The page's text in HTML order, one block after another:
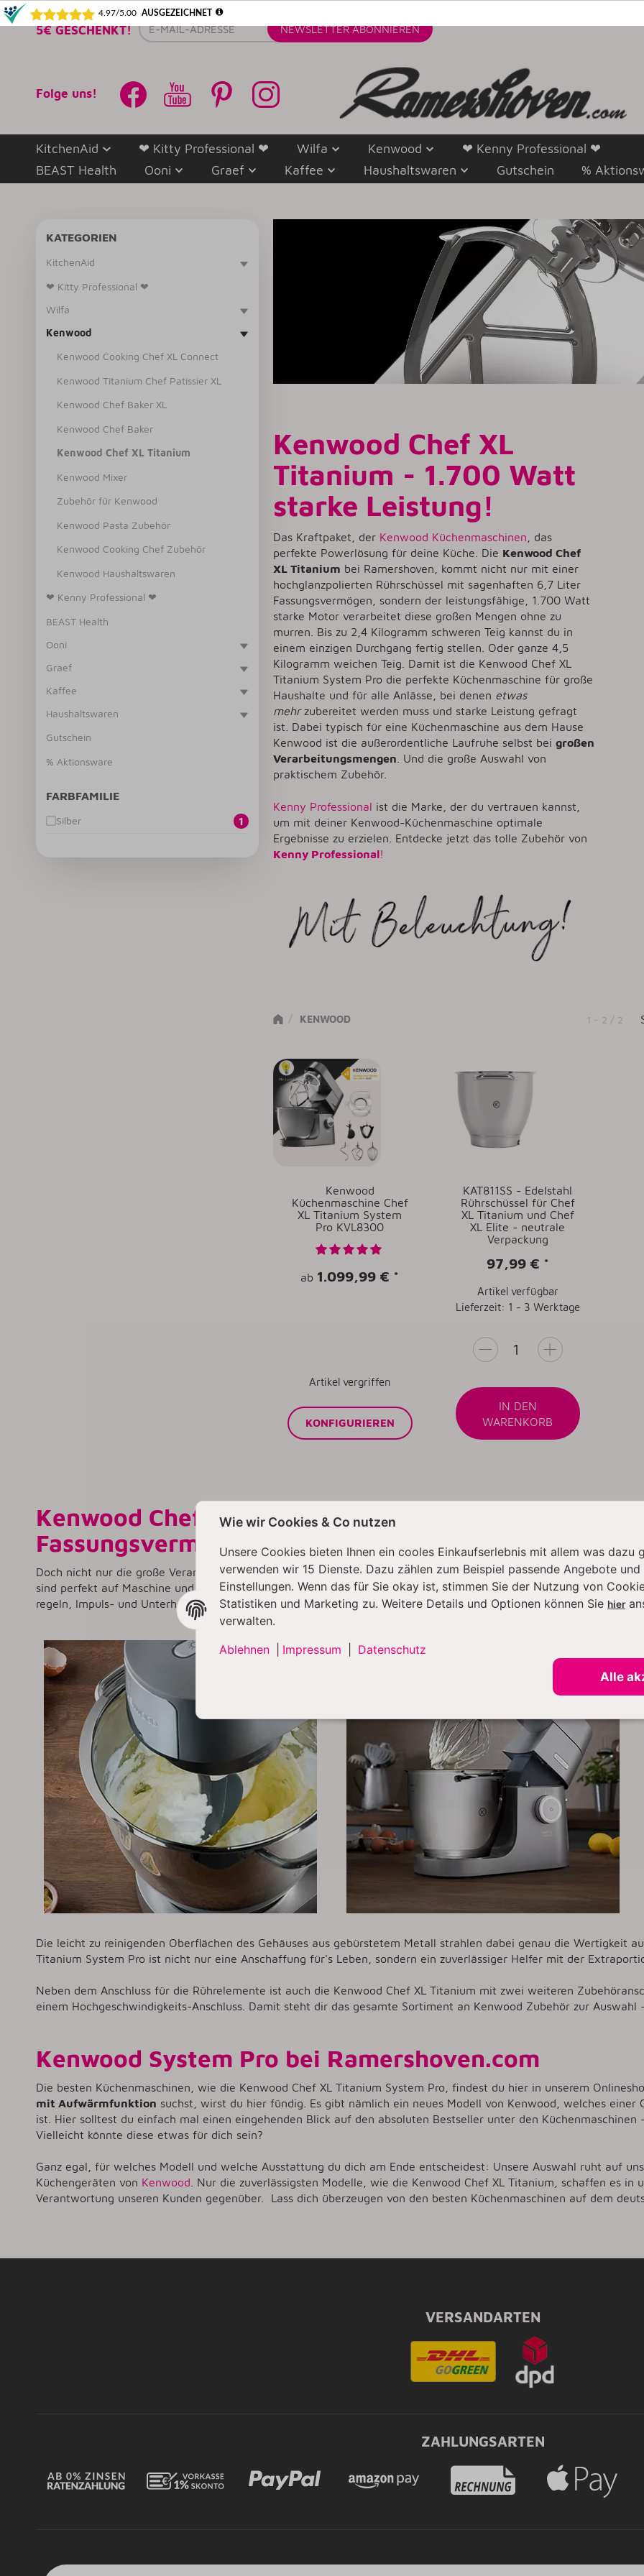
5€ GESCHENKT! E-
Mail-
NEWSLETTER ABONNIEREN
Folge uns!
KitchenAid ❤ Kitty Professional ❤ Wilfa Kenwood
❤ Kenny Professional ❤
BEAST Health
Ooni Graef Kaffee Haushaltswaren Gutschein %
Kenwood Chef XL
Titanium - 1.700 Watt
starke Leistung!
Das Kraftpaket, der Kenwood Küchenmaschinen , das
perfekte Powerlösung für deine Küche. Die Kenwood Chef
XL Titanium bei Ramershoven, kommt nicht nur mit einer
hochglanzpolierten Rührschüssel mit sagenhaften 6,7 Liter
Fassungsvermögen, sondern der leistungsfähige, 1.700 Watt
starke Motor verarbeitet diese großen Mengen ohne zu
murren. Bis zu 2,4 Kilogramm schweren Teig kannst du in
einem einzigen Durchgang fertig stellen. Oder ganze 4,5
Kilogramm weichen Teig. Damit ist die Kenwood Chef XL
Titanium System Pro die perfekte Küchenmaschine für große
Haushalte und für alle Anlässe, bei denen etwas
mehrzubereitet werden muss und starke Leistung gefragt
ist. Dabei typisch für eine Küchenmaschine aus dem Hause
Kenwood ist die außerordentliche Laufruhe selbst bei großen
Verarbeitungsmengen . Und die große Auswahl von
praktischem Zubehör.
Kenny Professional ist die Marke, der du vertrauen kannst,
um mit deiner Kenwood-Küchenmaschine optimale
Ergebnisse zu erzielen. Entdecke jetzt das tolle Zubehör von
Kenny Professional!
KENWOOD 1 - 2 / 2
Kenwood
Küchenmaschine Chef
XL Titanium System
Pro KVL8300
ab 1.099,99 € *
Artikel vergriffen
KONFIGURIEREN
KAT811SS - Edelstahl
Rührschüssel für Chef
XL Titanium und Chef
XL Elite - neutrale
Verpackung
97,99 € *
Artikel verfügbar
Lieferzeit: 1 - 3 Werktage
IN DEN
WARENKORB
KATEGORIEN
KitchenAid
❤ Kitty Professional ❤
Wilfa
Kenwood
Kenwood Cooking Chef XL Connect
Kenwood Titanium Chef Patissier XL
Kenwood Chef Baker XL
Kenwood Chef Baker
Kenwood Chef XL Titanium
Kenwood Mixer
Zubehör für Kenwood
Kenwood Pasta Zubehör
Kenwood Cooking Chef Zubehör
Kenwood Haushaltswaren
❤ Kenny Professional ❤
BEAST Health
Ooni
Graef
Kaffee
Haushaltswaren
Gutschein
% Aktionsware
FARBFAMILIE
Silber 1
Kenwood Chef XL Titanium: Die XL Klasse Chef
Fassungsvermögen
Doch nicht nur die große Verarbeitungsmenge macht bei dieser Küchenmaschine Spaß. Schneebesen,
sind perfekt auf Maschine und Schüssel abgestimmt. Für beste Ergebnisse und eine schnelle Zubereitung. Die
regeln, Impuls- und Unterhebfunktion runden das Angebot ab. Und mit der LED-Beleuchtung für die Rührschüssel
Die leicht zu reinigenden Oberflächen des Gehäuses aus gebürstetem Metall strahlen dabei genau die Wertigkeit
Titanium System Pro ist nicht nur eine Anschaffung für's Leben, sondern ein zuverlässiger Helfer mit der
Neben dem Anschluss für die Rührelemente ist auch die Kenwood Chef XL Titanium mit zwei weiteren
einem Hochgeschwindigkeits-Anschluss. Damit steht dir das gesamte Sortiment an Kenwood Zubehör zur
Kenwood System Pro bei Ramershoven.com
Die besten Küchenmaschinen, wie die Kenwood Chef XL Titanium System Pro, findest du hier in unserem
mit Aufwärmfunktion suchst, wirst du hier fündig. Es gibt nämlich ein neues Modell von Kenwood, welches
ist. Hier solltest du einfach mal einen eingehenden Blick auf den absoluten Bestseller unter den Küchenmaschinen
Vielleicht könnte diese etwas für dich sein?
Ganz egal, für welches Modell und welche Ausstattung du dich am Ende entscheidest: Unsere Auswahl ruht auf
Küchengeräten von Kenwood . Nur die zuverlässigsten Modelle, wie die Kenwood Chef XL Titanium, schaffen es
Verantwortung unseren Kunden gegenüber. Lass dich überzeugen von den besten Küchenmaschinen auf dem
VERSANDARTEN
ZAHLUNGSARTEN
Wie wir Cookies & Co nutzen
Unsere Cookies bieten Ihnen ein cooles Einkaufserlebnis mit allem was dazu
verwenden wir 15 Dienste. Dazu zählen zum Beispiel passende Angebote
Einstellungen. Wenn das für Sie okay ist, stimmen Sie der Nutzung von
Statistiken und Marketing zu. Weitere Details und Optionen können Sie hier
verwalten.
Ablehnen
Impressum
Datenschutz
Alle